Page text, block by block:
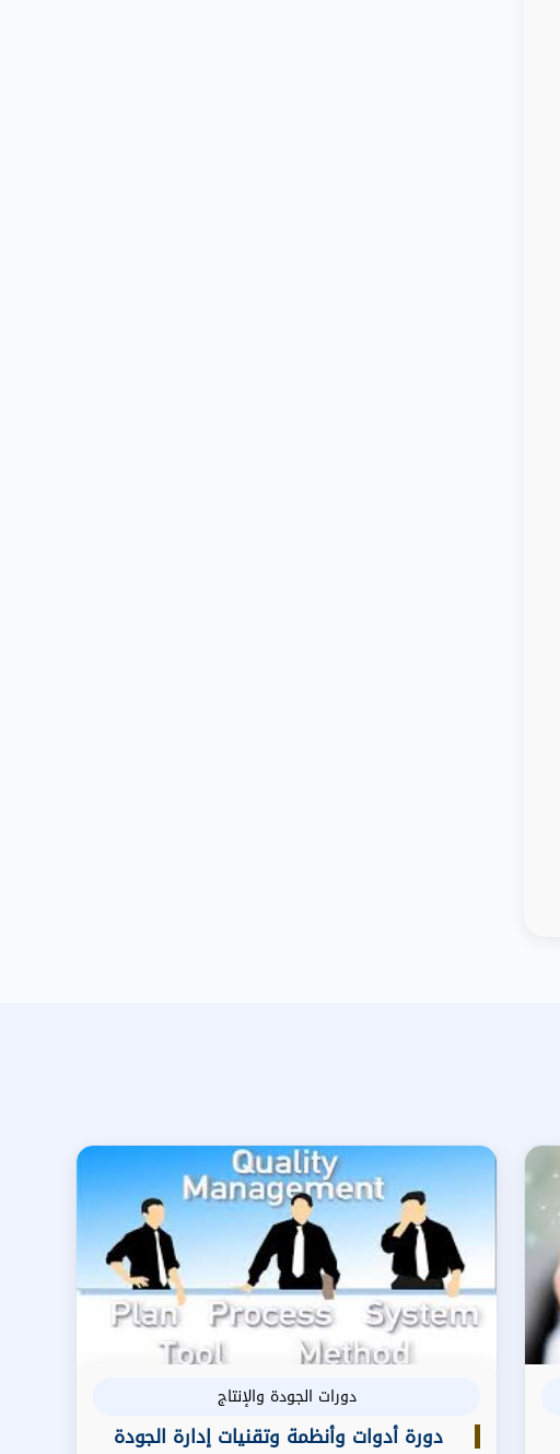
دورات الجودة والإنتاج
دورة أدوات وأنظمة وتقنيات إدارة الجودة